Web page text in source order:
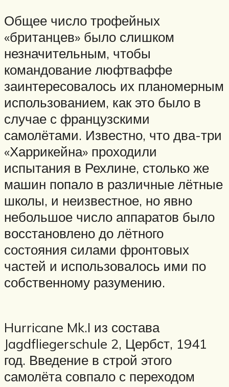
Общее число трофейных
«британцев» было слишком
незначительным, чтобы
командование люфтваффе
заинтересовалось их планомерным
использованием, как это было в
случае с французскими
самолётами. Известно, что два-три
«Харрикейна» проходили
испытания в Рехлине, столько же
машин попало в различные лётные
школы, и неизвестное, но явно
небольшое число аппаратов было
восстановлено до лётного
состояния силами фронтовых
частей и использовалось ими по
собственному разумению.
Hurricane Mk.I из состава
Jagdfliegerschule 2, Цербст, 1941
год. Введение в строй этого
самолёта совпало с переходом